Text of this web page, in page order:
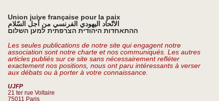
Union juive française pour la paix
الاتّحاد اليهودي الفرنسي من أجل السّلام
ההתאחדות היהודית הצרפתית למען השלום
Les seules publications de notre site qui engagent notre
association sont notre charte et nos communiqués. Les autres
articles publiés sur ce site sans nécessairement refléter
exactement nos positions, nous ont paru intéressants à verser
aux débats ou à porter à votre connaissance.
UJFP
21 ter rue Voltaire
75011 Paris